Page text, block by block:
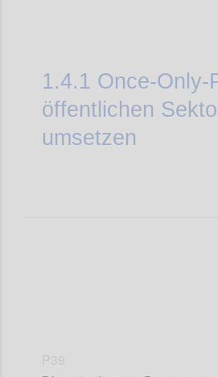
1.4.1 Once-Only-
öffentlichen
umsetzen